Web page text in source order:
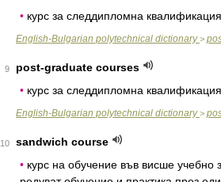
• курс за следдипломна квалификация
English-Bulgarian polytechnical dictionary>
9
post-graduate courses
• курс за следдипломна квалификация
English-Bulgarian polytechnical dictionary>
10
sandwich course
• курс на обучение във висше учебно